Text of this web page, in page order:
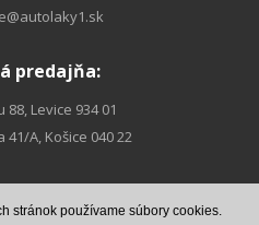
predajňa:
88, Levice 934 01
A, Košice 040 22
Nájdete nás na
stránok používame súbory cookies.